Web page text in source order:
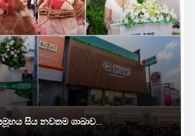
සිය නවතම ශාඛාව...